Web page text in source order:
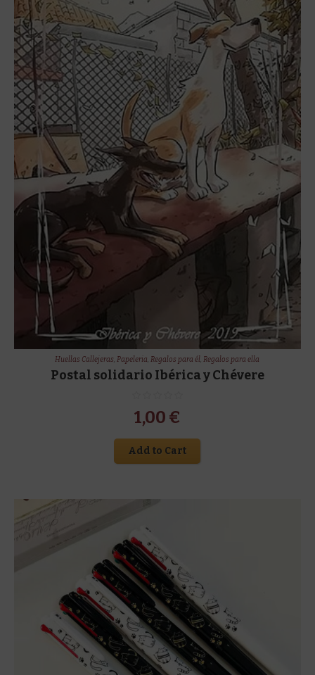
Huellas Callejeras,Papeleria,Regalos para él,Regalos para ella
Postal solidario Ibérica y Chévere
1,00 €
Add to Cart